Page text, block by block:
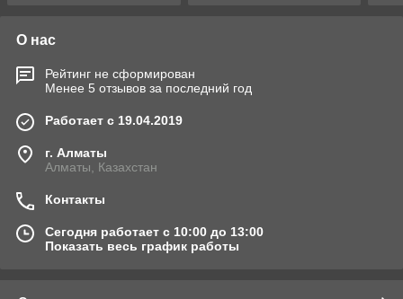
О нас
Рейтинг не сформирован
Менее 5 отзывов за последний год
Работает с 19.04.2019
г. Алматы
Алматы, Казахстан
Контакты
Сегодня работает с 10:00 до 13:00
Показать весь график работы